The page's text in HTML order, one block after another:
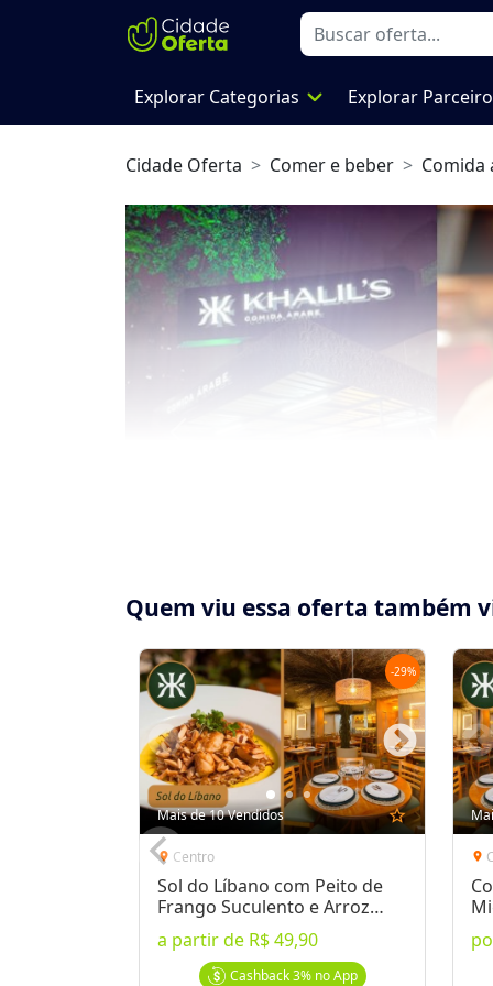
Explorar Categorias expand_more Explorar
Cidade Oferta Comer e beber Comida
Compartilhe essa Oferta:
Receba as novidades do Cidade Oferta no seu
WhatsApp!
Destaques & Regras
Manakish com 22 cm de diâmetro no
O "manakish" é uma deliciosa iguaria da
Quem viu essa oferta também
-29%
Mais de 10 Vendidos star_outline
location_on Centro
Sol do Líbano com Peito de
Frango Suculento e Arroz
Cheirei
a partir de R$ 49,90
Cashback3%no App
location_on